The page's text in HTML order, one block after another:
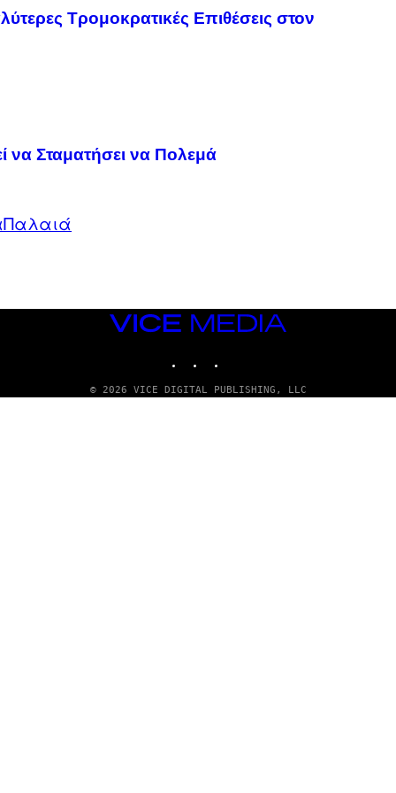
Τρομοκρατικές Επιθέσεις στον
Σταματήσει να Πολεμά
Παλαιά
VICE
MEDIA
© 2026 VICE DIGITAL PUBLISHING, LLC